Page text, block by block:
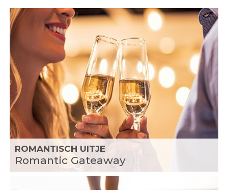
ROMANTISCH UITJE
Romantic Gateaway